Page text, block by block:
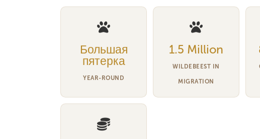
Большая
пятерка
YEAR-ROUND
1.5 Million
WILDEBEEST IN
MIGRATION